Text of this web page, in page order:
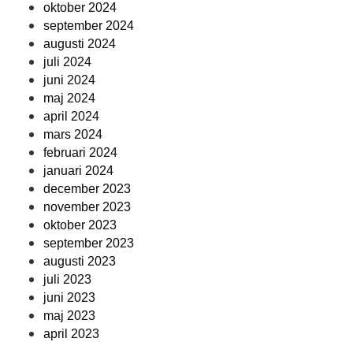
oktober 2024
september 2024
augusti 2024
juli 2024
juni 2024
maj 2024
april 2024
mars 2024
februari 2024
januari 2024
december 2023
november 2023
oktober 2023
september 2023
augusti 2023
juli 2023
juni 2023
maj 2023
april 2023